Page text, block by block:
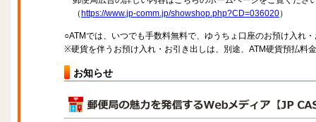
（ https://www.jp-comm.jp/showshop.php?CD=036020）
○ATMでは、いつでも手数料無料で、ゆうちょ口座のお預け入れ
※硬貨を伴うお預け入れ・お引き出しは、別途、ATM硬貨預払料
お知らせ